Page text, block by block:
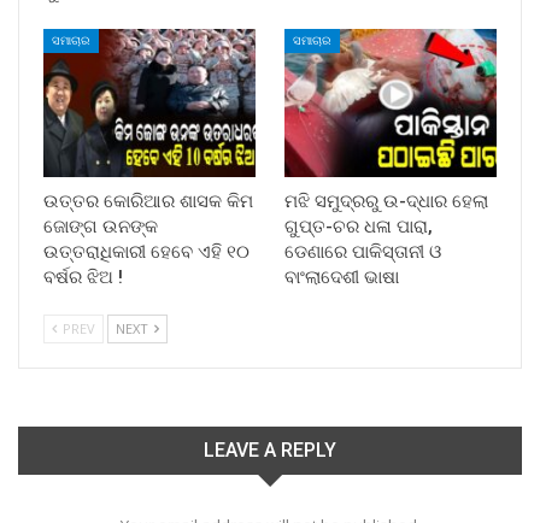
ସମାଚାର
ଉତ୍ତର କୋରିଆର ଶାସକ କିମ
ଜୋଙ୍ଗ ଉନଙ୍କ
ଉତ୍ତରାଧିକାରୀ ହେବେ ଏହି ୧୦
ବର୍ଷର ଝିଅ !
ସମାଚାର
ମଝି ସମୁଦ୍ରରୁ ଉ-ଦ୍ଧାର ହେଲା
ଗୁପ୍ତ-ଚର ଧଳା ପାରା,
ଡେଣାରେ ପାକିସ୍ତାନୀ ଓ
ବାଂଲାଦେଶୀ ଭାଷା
PREV NEXT
LEAVE A REPLY